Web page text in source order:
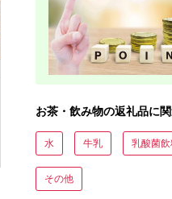
大鵬薬品 チオビタ・
ドリンク 50本セッ
5.0
寄付金額:21,000円
【ふるさと
便 水 ミネ
然水 6年保
本入 2箱セ
寄付金額:
お茶・飲み物の返礼品に
水 牛乳 乳酸菌
その他